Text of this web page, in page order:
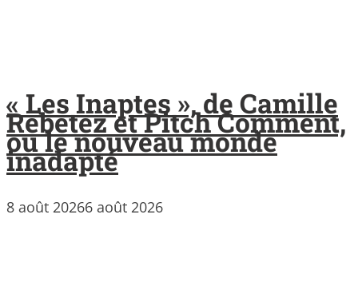
« Les Inaptes », de Camille
Rebetez et Pitch Comment,
ou le nouveau monde
inadapté
8 août 20266 août 2026